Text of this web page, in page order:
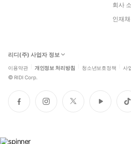
회사
인재
리디(주) 사업자 정보
이용약관 개인정보 처리방침 청소년보호정책 사
© RIDI Corp.
페
이
인
스
트
위
유
튜
틱
톡